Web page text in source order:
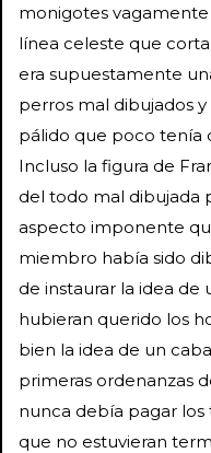
monigotes
línea celeste que
era supuestamente
perros mal dibujados
pálido que poco tenía
Incluso la figura de
del todo mal dibujada
aspecto imponente
miembro había sido
de instaurar la idea
hubieran querido los
bien la idea de un
primeras ordenanzas
nunca debía pagar los
que no estuvieran